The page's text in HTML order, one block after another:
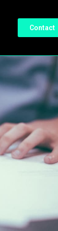
Contact